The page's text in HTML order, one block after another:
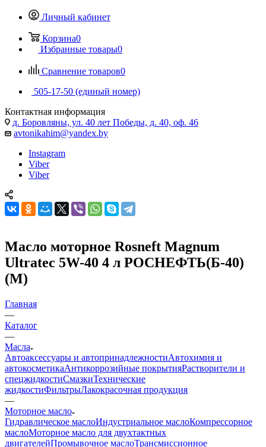
Личный кабинет
Корзина0
Избранные товары0
Сравнение товаров0
505-17-50 (единый номер)
Контактная информация
д. Боровляны, ул. 40 лет Победы, д. 40, оф. 46
avtonikahim@yandex.by
Instagram
Viber
Viber
Масло моторное Rosneft Magnum
Ultratec 5W-40 4 л РОСНЕФТЬ(Б-40)
(М)
Главная
—
Каталог
—
Масла
Автоаксессуары и автопринадлежностиАвтохимия и
автокосметикаАнтикоррозийные покрытияРастворители и
спецжидкостиСмазкиТехнические
жидкостиФильтрыЛакокрасочная продукция
—
Моторное масло
Гидравлическое маслоИндустриальное маслоКомпрессорное
маслоМоторное масло для двухтактных
двигателейПромывочное маслоТрансмиссионное